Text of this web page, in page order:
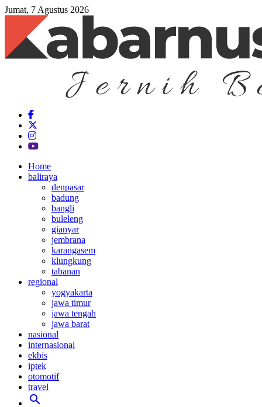
Jumat, 7 Agustus 2026
Home
baliraya
denpasar
badung
bangli
buleleng
gianyar
jembrana
karangasem
klungkung
tabanan
regional
yogyakarta
jawa timur
jawa tengah
jawa barat
nasional
internasional
ekbis
iptek
otomotif
travel
search